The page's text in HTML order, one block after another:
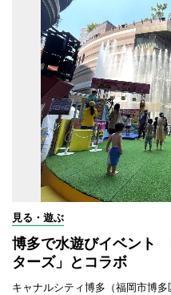
見る・遊ぶ
博多で水遊びイベント
ターズ」とコラボ
キャナルシティ博多（福岡市博